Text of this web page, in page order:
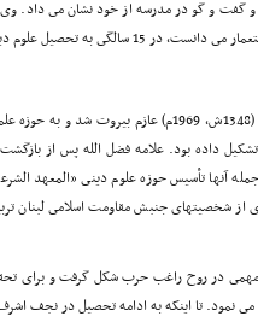
و گو در مدرسه از خود نشان مى داد. وى
تحصیل علوم دینى علاقمند شد.
راغب به شوق تحصیل دینى در سال 1389ق. (1348ش،
تشکیل داده بود. علامه فضل الله پس از
آنها تأسیس حوزه علوم دینى «المعهد
از شخصیتهاى جنبش مقاومت اسلامى لبنان
مهمى در روح راغب حرب شکل گرفت و براى
مى نمود. تا اینکه به ادامه تحصیل در نجف